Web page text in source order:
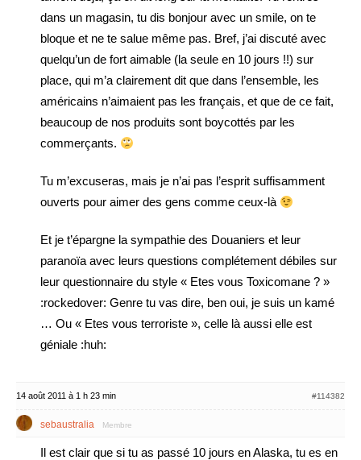
dans un magasin, tu dis bonjour avec un smile, on te
bloque et ne te salue même pas. Bref, j’ai discuté avec
quelqu’un de fort aimable (la seule en 10 jours !!) sur
place, qui m’a clairement dit que dans l’ensemble, les
américains n’aimaient pas les français, et que de ce fait,
beaucoup de nos produits sont boycottés par les
commerçants.
Tu m’excuseras, mais je n’ai pas l’esprit suffisamment
ouverts pour aimer des gens comme ceux-là
Et je t’épargne la sympathie des Douaniers et leur
paranoïa avec leurs questions complétement débiles sur
leur questionnaire du style « Etes vous Toxicomane ? »
:rockedover: Genre tu vas dire, ben oui, je suis un kamé
… Ou « Etes vous terroriste », celle là aussi elle est
géniale :huh:
14 août 2011 à 1 h 23 min #114382
sebaustralia Membre
Il est clair que si tu as passé 10 jours en Alaska, tu es en